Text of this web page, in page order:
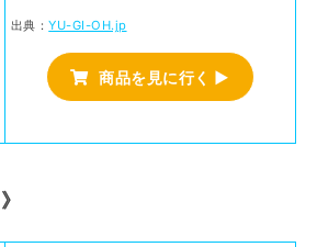
出典：YU-GI-OH.jp
商品を見に行く ▶